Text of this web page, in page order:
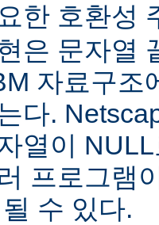
한 호환성
은 문자열
자료구조
다.
열이
프로그램
수 있다.